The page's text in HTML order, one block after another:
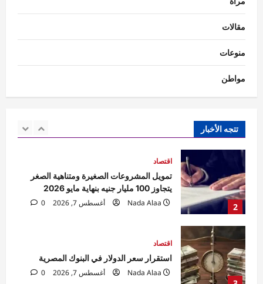
مقالات
منوعات
مواطن
تتجه الأخبار
1
أسعار الذهب اليوم في مصر.. الأسواق تترقب
الأصفر
2
تمويل المشروعات الصغيرة ومتناهية الصغر
0
3
اقتصاد
استقرار سعر الدولار في البنوك المصرية
Nada Alaa
أغسطس 7, 2026
السيطرة على حريق منزل مهجور في كفر
شكر دون إصابات.. والتحقيقات تكشف
الملابسات